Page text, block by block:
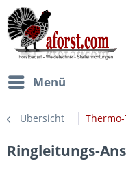
Menü
Übersicht
Ringleitungs-